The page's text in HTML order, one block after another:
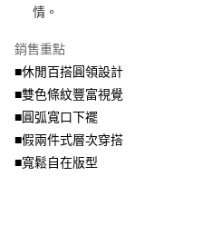
【注意事項】
用戶於交易時，得透過本服務購買商品或
買賣價金債權讓與本公司後，依約使用本
2.基於同意付款使用「大哥付你分期」之
資料（包含姓名、電話或地址）提供予台
3.完整用戶服務條款，請詳閱以下連結：
每筆NT$70，滿NT$699(含以上)免運
每筆NT$100，滿NT$1,000(含以上)
情。
銷售重點
■休閒百搭圓領設計
■雙色條紋豐富視覺
■圓弧寬口下襬
■假兩件式層次穿搭
■寬鬆自在版型